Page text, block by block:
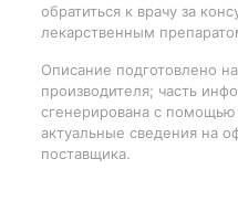
обратиться к врачу за
лекарственным
Описание подготовлено
производителя; часть
сгенерирована с
актуальные сведения на
поставщика.